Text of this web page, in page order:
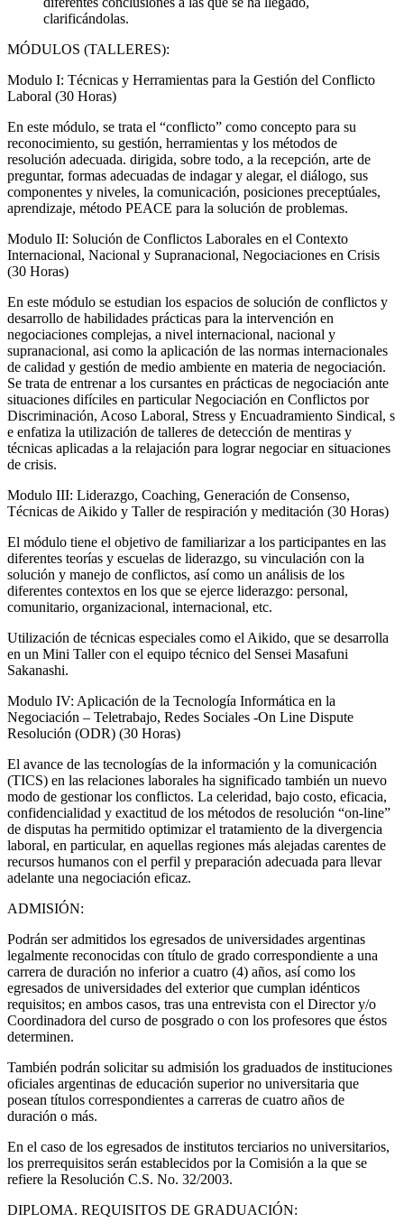
clarificándolas.
MÓDULOS (TALLERES):
Modulo I: Técnicas y Herramientas para la Gestión del Conflicto
Laboral (30 Horas)
En este módulo, se trata el “conflicto” como concepto para su
reconocimiento, su gestión, herramientas y los métodos de
resolución adecuada. dirigida, sobre todo, a la recepción, arte de
preguntar, formas adecuadas de indagar y alegar, el diálogo, sus
componentes y niveles, la comunicación, posiciones preceptúales,
aprendizaje, método PEACE para la solución de problemas.
Modulo II: Solución de Conflictos Laborales en el Contexto
Internacional, Nacional y Supranacional, Negociaciones en Crisis
(30 Horas)
En este módulo se estudian los espacios de solución de conflictos y
desarrollo de habilidades prácticas para la intervención en
negociaciones complejas, a nivel internacional, nacional y
supranacional, asi como la aplicación de las normas internacionales
de calidad y gestión de medio ambiente en materia de negociación.
Se trata de entrenar a los cursantes en prácticas de negociación ante
situaciones difíciles en particular Negociación en Conflictos por
Discriminación, Acoso Laboral, Stress y Encuadramiento Sindical, s
e enfatiza la utilización de talleres de detección de mentiras y
técnicas aplicadas a la relajación para lograr negociar en situaciones
de crisis.
Modulo III: Liderazgo, Coaching, Generación de Consenso,
Técnicas de Aikido y Taller de respiración y meditación (30 Horas)
El módulo tiene el objetivo de familiarizar a los participantes en las
diferentes teorías y escuelas de liderazgo, su vinculación con la
solución y manejo de conflictos, así como un análisis de los
diferentes contextos en los que se ejerce liderazgo: personal,
comunitario, organizacional, internacional, etc.
Utilización de técnicas especiales como el Aikido, que se desarrolla
en un Mini Taller con el equipo técnico del Sensei Masafuni
Sakanashi.
Modulo IV: Aplicación de la Tecnología Informática en la
Negociación – Teletrabajo, Redes Sociales -On Line Dispute
Resolución (ODR) (30 Horas)
El avance de las tecnologías de la información y la comunicación
(TICS) en las relaciones laborales ha significado también un nuevo
modo de gestionar los conflictos. La celeridad, bajo costo, eficacia,
confidencialidad y exactitud de los métodos de resolución “on-line”
de disputas ha permitido optimizar el tratamiento de la divergencia
laboral, en particular, en aquellas regiones más alejadas carentes de
recursos humanos con el perfil y preparación adecuada para llevar
adelante una negociación eficaz.
ADMISIÓN:
Podrán ser admitidos los egresados de universidades argentinas
legalmente reconocidas con título de grado correspondiente a una
carrera de duración no inferior a cuatro (4) años, así como los
egresados de universidades del exterior que cumplan idénticos
requisitos; en ambos casos, tras una entrevista con el Director y/o
Coordinadora del curso de posgrado o con los profesores que éstos
determinen.
También podrán solicitar su admisión los graduados de instituciones
oficiales argentinas de educación superior no universitaria que
posean títulos correspondientes a carreras de cuatro años de
duración o más.
En el caso de los egresados de institutos terciarios no universitarios,
los prerrequisitos serán establecidos por la Comisión a la que se
refiere la Resolución C.S. No. 32/2003.
DIPLOMA. REQUISITOS DE GRADUACIÓN: